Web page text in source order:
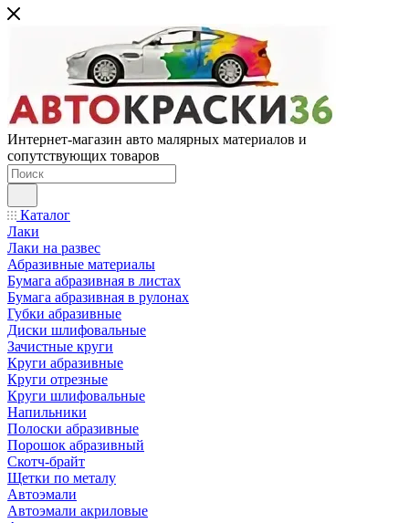
Интернет-магазин авто малярных материалов и
сопутствующих товаров
Каталог
Лаки
Лаки на развес
Абразивные материалы
Бумага абразивная в листах
Бумага абразивная в рулонах
Губки абразивные
Диски шлифовальные
Зачистные круги
Круги абразивные
Круги отрезные
Круги шлифовальные
Напильники
Полоски абразивные
Порошок абразивный
Скотч-брайт
Щетки по металу
Автоэмали
Автоэмали акриловые